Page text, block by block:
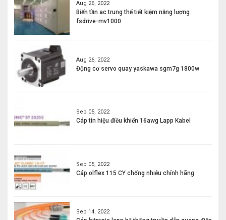
Aug 26, 2022
Biến tần ac trung thế tiết kiệm năng lượng
fsdrive-mv1000
Aug 26, 2022
Động cơ servo quay yaskawa sgm7g 1800w
Sep 05, 2022
Cáp tín hiệu điều khiển 16awg Lapp Kabel
Sep 05, 2022
Cáp olflex 115 CY chống nhiễu chính hãng
Sep 14, 2022